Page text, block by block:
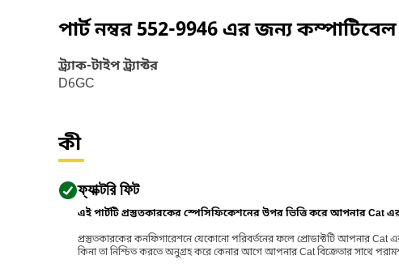
পার্ট নম্বর552-9946এর জন্য
ট্র্যাক-টাইপ ট্র্যাক্টর
D6GC
কী
ফ্যাক্টরি ফিট
এই পার্টটি প্রস্তুতকারকের স্পেসিফিকেশনের উপর ভিত্তি করে আপনার Cat
প্রস্তুতকারকের কনফিগারেশনে যেকোনো পরিবর্তনের ফলে প্রোডাক্টটি আপনার Cat
কিনা তা নিশ্চিত করতে অনুগ্রহ করে কেনার আগে আপনার Cat বিক্রেতার সাথে পরামর্শ